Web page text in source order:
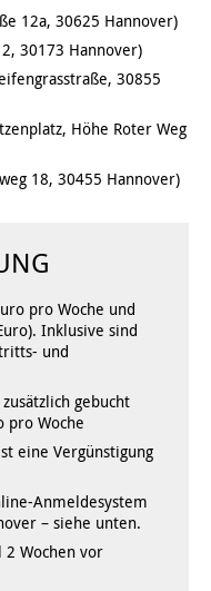
“Deisterspatzen”
/
/
Hof
/
Kilian-Weg /
“Deisterspatzen”
/
/ Familienzentrum
/
12a, 30625 Hannover)
30173 Hannover)
30855
Höhe Roter Weg
18, 30455 Hannover)
pro Woche und
Inklusive sind
und
gebucht
pro Woche
eine Vergünstigung
Anmeldesystem
– siehe unten.
2 Wochen vor